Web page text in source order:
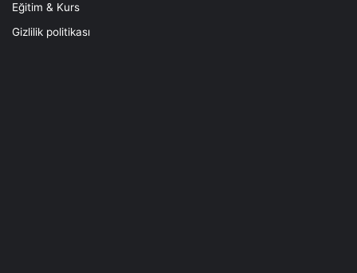
Eğitim & Kurs
Gizlilik politikası